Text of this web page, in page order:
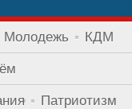
Молодежь КДМ
Патриотизм